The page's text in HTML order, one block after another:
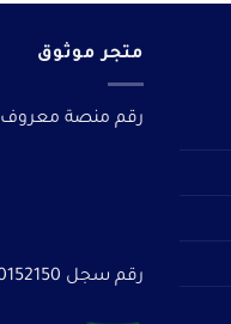
متجر موثوق
رقم منصة معروف 356563
رقم سجل 3550152150